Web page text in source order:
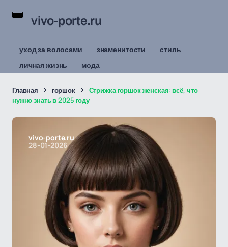
vivo-porte.ru
уход за волосами знаменитости
стиль
личная жизнь
мода
Главная горшок
Стрижка горшок женская: всё, что
нужно знать в 2025 году
vivo-porte.ru
28-01-2026